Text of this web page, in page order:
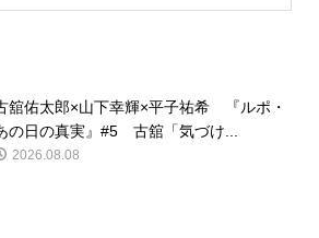
舘佑太郎×山下幸輝×平子祐希 『ルポ・
の日の真実』#5 古舘「気づけ...
2026.08.08